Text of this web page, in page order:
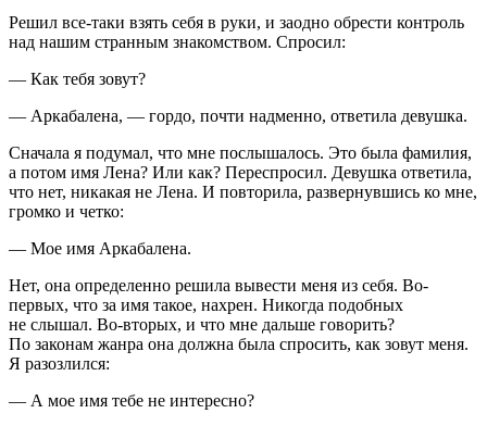
Решил все-таки взять себя в руки, и заодно обрести контроль
над нашим странным знакомством. Спросил:
— Как тебя зовут?
— Аркабалена, — гордо, почти надменно, ответила девушка.
Сначала я подумал, что мне послышалось. Это была фамилия,
а потом имя Лена? Или как? Переспросил. Девушка ответила,
что нет, никакая не Лена. И повторила, развернувшись ко мне,
громко и четко:
— Мое имя Аркабалена.
Нет, она определенно решила вывести меня из себя. Во-
первых, что за имя такое, нахрен. Никогда подобных
не слышал. Во-вторых, и что мне дальше говорить?
По законам жанра она должна была спросить, как зовут меня.
Я разозлился:
— А мое имя тебе не интересно?